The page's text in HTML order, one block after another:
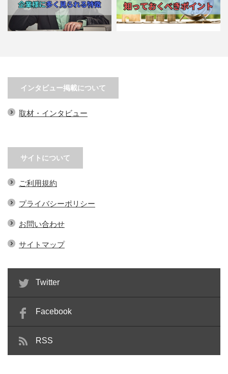
インタビュー掲載について
取材・インタビュー
サイトについて
ご利用規約
プライバシーポリシー
お問い合わせ
サイトマップ
Twitter
Facebook
RSS